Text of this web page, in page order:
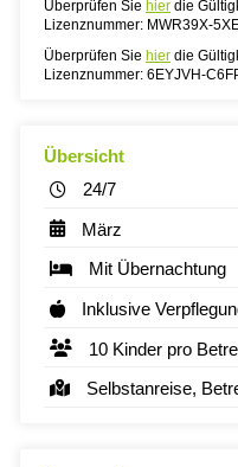
Überprüfen Sie hier die
Lizenznummer: MWR39X-
Überprüfen Sie hier die
Lizenznummer: 6EYJVH-
Übersicht
24/7
März
Mit Übernachtung
Inklusive
10 Kinder pro
Selbstanreise,